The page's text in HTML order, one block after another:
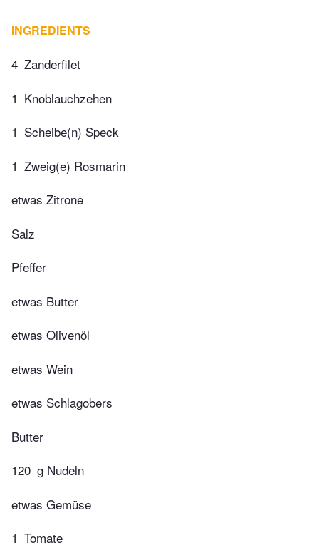
INGREDIENTS
4 Zanderfilet
1 Knoblauchzehen
1 Scheibe(n) Speck
1 Zweig(e) Rosmarin
etwas Zitrone
Salz
Pfeffer
etwas Butter
etwas Olivenöl
etwas Wein
etwas Schlagobers
Butter
120 g Nudeln
etwas Gemüse
1 Tomate